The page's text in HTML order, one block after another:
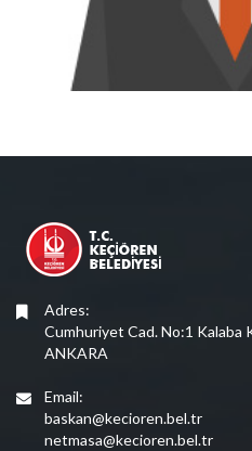
Adres:
Cumhuriyet Cad. No:1 Kalaba
ANKARA
Email:
baskan@kecioren.bel.tr
netmasa@kecioren.bel.tr